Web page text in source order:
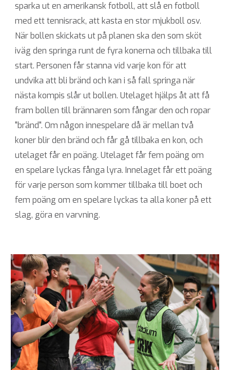
sparka ut en amerikansk fotboll, att slå en fotboll
med ett tennisrack, att kasta en stor mjukboll osv.
När bollen skickats ut på planen ska den som sköt
iväg den springa runt de fyra konerna och tillbaka till
start. Personen får stanna vid varje kon för att
undvika att bli bränd och kan i så fall springa när
nästa kompis slår ut bollen. Utelaget hjälps åt att få
fram bollen till brännaren som fångar den och ropar
"bränd". Om någon innespelare då är mellan två
koner blir den bränd och får gå tillbaka en kon, och
utelaget får en poäng. Utelaget får fem poäng om
en spelare lyckas fånga lyra. Innelaget får ett poäng
för varje person som kommer tillbaka till boet och
fem poäng om en spelare lyckas ta alla koner på ett
slag, göra en varvning.